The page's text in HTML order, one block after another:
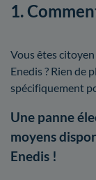
1.
Vous êtes
Enedis ? Rien de
spécifiquement
Une panne
moyens
Enedis !